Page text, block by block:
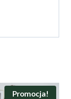
Promocja!